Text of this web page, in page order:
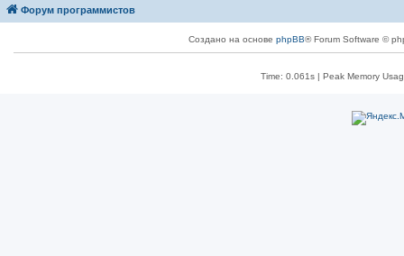
Форум программистов
Создано на основе phpBB® Forum Software ©
Time: 0.061s| Peak Memory